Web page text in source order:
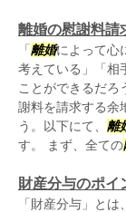
離婚の慰謝料請
「 離婚によって心
考えている」「相
ことができるだろ
謝料を請求する余
う。以下にて、 離
す。 まず、全ての
財産分与のポイ
「財産分与」と